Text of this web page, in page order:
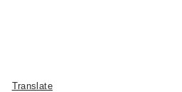
Translate